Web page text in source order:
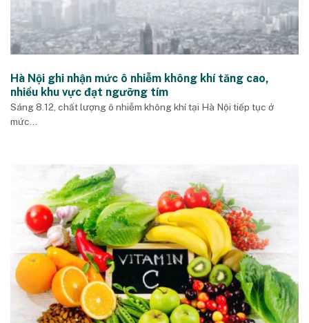
Hà Nội ghi nhận mức ô nhiễm không khí tăng cao,
nhiều khu vực đạt ngưỡng tím
Sáng 8.12, chất lượng ô nhiễm không khí tại Hà Nội tiếp tục ở
mức...